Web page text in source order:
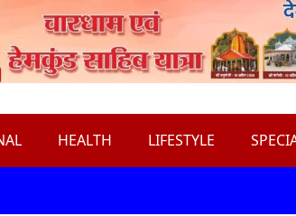
HEALTH LIFESTYLE